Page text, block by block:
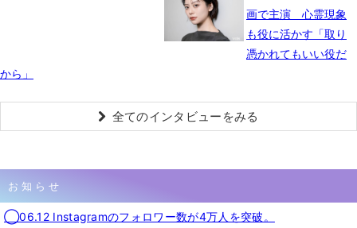
画で主演 心霊現象
も役に活かす「取り
憑かれてもいい役だ
から」
全てのインタビューをみる
お知らせ
◯06.12 Instagramのフォロワー数が4万人を突破。